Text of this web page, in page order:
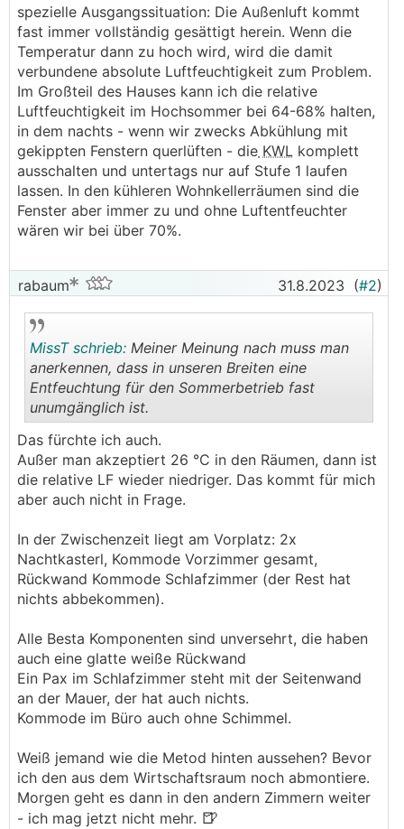
spezielle Ausgangssituation: Die Außenluft kommt
fast immer vollständig gesättigt herein. Wenn die
Temperatur dann zu hoch wird, wird die damit
verbundene absolute Luftfeuchtigkeit zum Problem.
Im Großteil des Hauses kann ich die relative
Luftfeuchtigkeit im Hochsommer bei 64-68% halten,
in dem nachts - wenn wir zwecks Abkühlung mit
gekippten Fenstern querlüften - die KWL komplett
ausschalten und untertags nur auf Stufe 1 laufen
lassen. In den kühleren Wohnkellerräumen sind die
Fenster aber immer zu und ohne Luftentfeuchter
wären wir bei über 70%.
rabaum 31.8.2023 (#2)
..
MissT schrieb: Meiner Meinung nach muss man
anerkennen, dass in unseren Breiten eine
Entfeuchtung für den Sommerbetrieb fast
unumgänglich ist.
Das fürchte ich auch.
Außer man akzeptiert 26 °C in den Räumen, dann ist
die relative LF wieder niedriger. Das kommt für mich
aber auch nicht in Frage.
In der Zwischenzeit liegt am Vorplatz: 2x
Nachtkasterl, Kommode Vorzimmer gesamt,
Rückwand Kommode Schlafzimmer (der Rest hat
nichts abbekommen).
Alle Besta Komponenten sind unversehrt, die haben
auch eine glatte weiße Rückwand
Ein Pax im Schlafzimmer steht mit der Seitenwand
an der Mauer, der hat auch nichts.
Kommode im Büro auch ohne Schimmel.
Weiß jemand wie die Metod hinten aussehen? Bevor
ich den aus dem Wirtschaftsraum noch abmontiere.
Morgen geht es dann in den andern Zimmern weiter
- ich mag jetzt nicht mehr. 🍺